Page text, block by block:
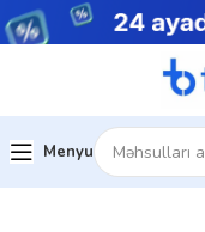
Menyu
Ev Ev üçün texnologiya